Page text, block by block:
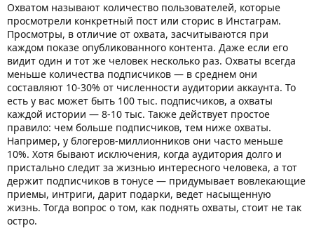
Охватом называют количество пользователей, которые
просмотрели конкретный пост или сторис в Инстаграм.
Просмотры, в отличие от охвата, засчитываются при
каждом показе опубликованного контента. Даже если его
видит один и тот же человек несколько раз. Охваты всегда
меньше количества подписчиков — в среднем они
составляют 10-30% от численности аудитории аккаунта. То
есть у вас может быть 100 тыс. подписчиков, а охваты
каждой истории — 8-10 тыс. Также действует простое
правило: чем больше подписчиков, тем ниже охваты.
Например, у блогеров-миллионников они часто меньше
10%. Хотя бывают исключения, когда аудитория долго и
пристально следит за жизнью интересного человека, а тот
держит подписчиков в тонусе — придумывает вовлекающие
приемы, интриги, дарит подарки, ведет насыщенную
жизнь. Тогда вопрос о том, как поднять охваты, стоит не так
остро.